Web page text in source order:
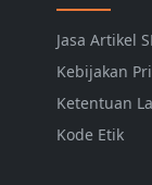
Jasa Artikel
Kebijakan
Ketentuan
Kode Etik